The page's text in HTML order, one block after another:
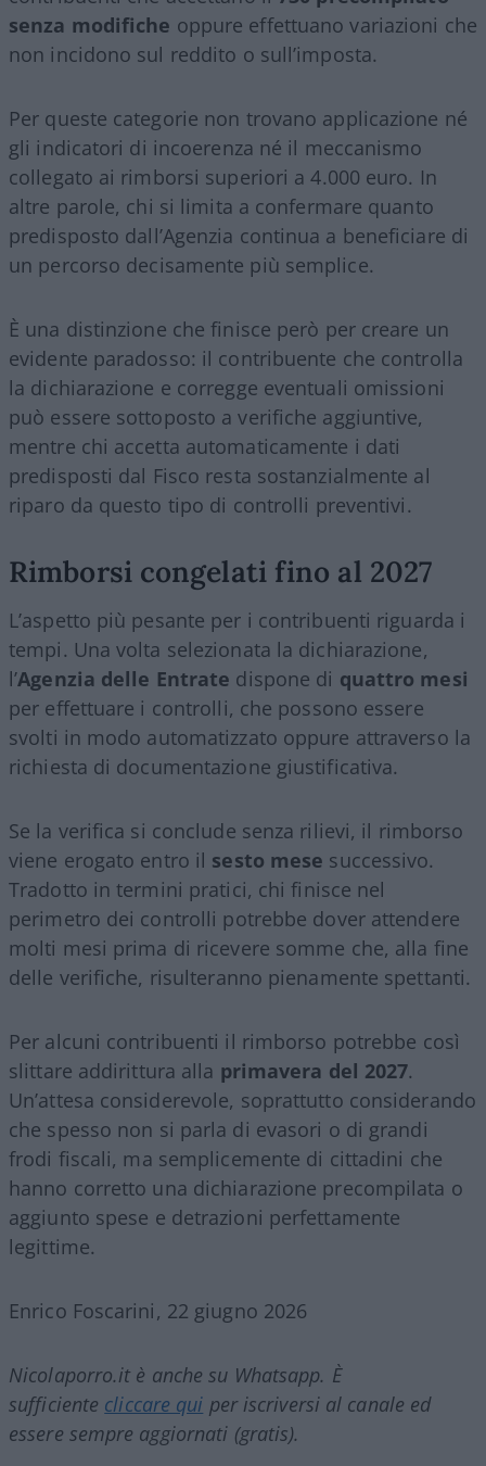
senza modifiche oppure effettuano variazioni che
non incidono sul reddito o sull’imposta.
Per queste categorie non trovano applicazione né
gli indicatori di incoerenza né il meccanismo
collegato ai rimborsi superiori a 4.000 euro. In
altre parole, chi si limita a confermare quanto
predisposto dall’Agenzia continua a beneficiare di
un percorso decisamente più semplice.
È una distinzione che finisce però per creare un
evidente paradosso: il contribuente che controlla
la dichiarazione e corregge eventuali omissioni
può essere sottoposto a verifiche aggiuntive,
mentre chi accetta automaticamente i dati
predisposti dal Fisco resta sostanzialmente al
riparo da questo tipo di controlli preventivi.
Rimborsi congelati fino al 2027
L’aspetto più pesante per i contribuenti riguarda i
tempi. Una volta selezionata la dichiarazione,
l’Agenzia delle Entrate dispone di quattro mesi
per effettuare i controlli, che possono essere
svolti in modo automatizzato oppure attraverso la
richiesta di documentazione giustificativa.
Se la verifica si conclude senza rilievi, il rimborso
viene erogato entro il sesto mese successivo.
Tradotto in termini pratici, chi finisce nel
perimetro dei controlli potrebbe dover attendere
molti mesi prima di ricevere somme che, alla fine
delle verifiche, risulteranno pienamente spettanti.
Per alcuni contribuenti il rimborso potrebbe così
slittare addirittura alla primavera del 2027.
Un’attesa considerevole, soprattutto considerando
che spesso non si parla di evasori o di grandi
frodi fiscali, ma semplicemente di cittadini che
hanno corretto una dichiarazione precompilata o
aggiunto spese e detrazioni perfettamente
legittime.
Enrico Foscarini, 22 giugno 2026
Nicolaporro.it è anche su Whatsapp. È
sufficiente cliccare qui per iscriversi al canale ed
essere sempre aggiornati (gratis).